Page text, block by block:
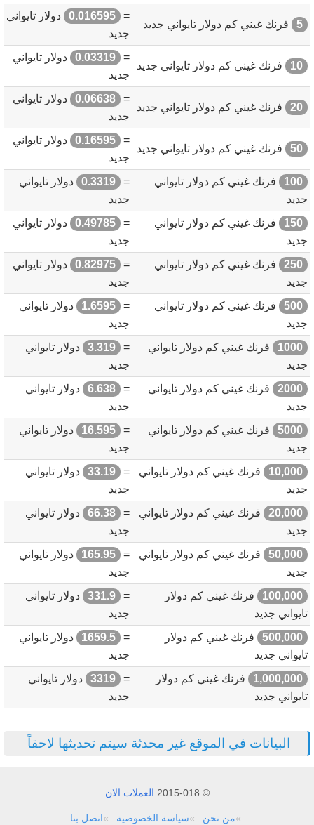
5 فرنك غيني كم دولار تايواني جديد
=
0.016595
دولار تايواني
جديد
10 فرنك غيني كم دولار تايواني جديد
=
0.03319
دولار تايواني
جديد
20 فرنك غيني كم دولار تايواني جديد
=
0.06638
دولار تايواني
جديد
50 فرنك غيني كم دولار تايواني جديد
=
0.16595
دولار تايواني
جديد
100
فرنك غيني كم دولار تايواني
جديد
=
0.3319
دولار تايواني
جديد
150
فرنك غيني كم دولار تايواني
جديد
=
0.49785
دولار تايواني
جديد
250
فرنك غيني كم دولار تايواني
جديد
=
0.82975
دولار تايواني
جديد
500
فرنك غيني كم دولار تايواني
جديد
=
1.6595
دولار تايواني
جديد
1000
فرنك غيني كم دولار تايواني
جديد
=
3.319
دولار تايواني
جديد
2000
فرنك غيني كم دولار تايواني
جديد
=
6.638
دولار تايواني
جديد
5000
فرنك غيني كم دولار تايواني
جديد
=
16.595
دولار تايواني
جديد
10,000
فرنك غيني كم دولار تايواني
جديد
=
33.19
دولار تايواني
جديد
20,000
فرنك غيني كم دولار تايواني
جديد
=
66.38
دولار تايواني
جديد
50,000
فرنك غيني كم دولار تايواني
جديد
=
165.95
دولار تايواني
جديد
100,000
فرنك غيني كم دولار
تايواني جديد
=
331.9
دولار تايواني
جديد
500,000
فرنك غيني كم دولار
تايواني جديد
=
1659.5
دولار تايواني
جديد
1,000,000
فرنك غيني كم دولار
تايواني جديد
=
3319
دولار تايواني
جديد
البيانات في الموقع غير محدثة سيتم تحديثها لاحقاً
© 2015-018 العملات الان
من نحن سياسة الخصوصية اتصل بنا